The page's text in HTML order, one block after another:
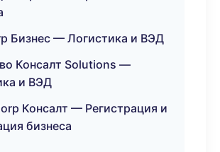
Бизнес — Логистика и ВЭД
Консалт Solutions —
и ВЭД
Консалт — Регистрация и
бизнеса